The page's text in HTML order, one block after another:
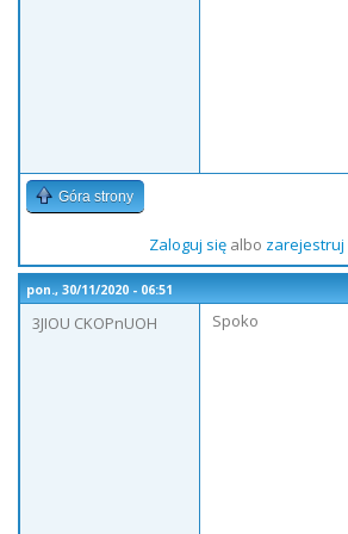
Góra strony
Zaloguj sięalbo zarejestruj
pon., 30/11/2020 - 06:51
3JIOU CKOPnUOH
Spoko